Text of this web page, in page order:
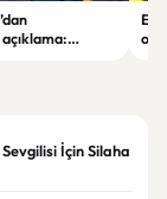
İçin Silaha